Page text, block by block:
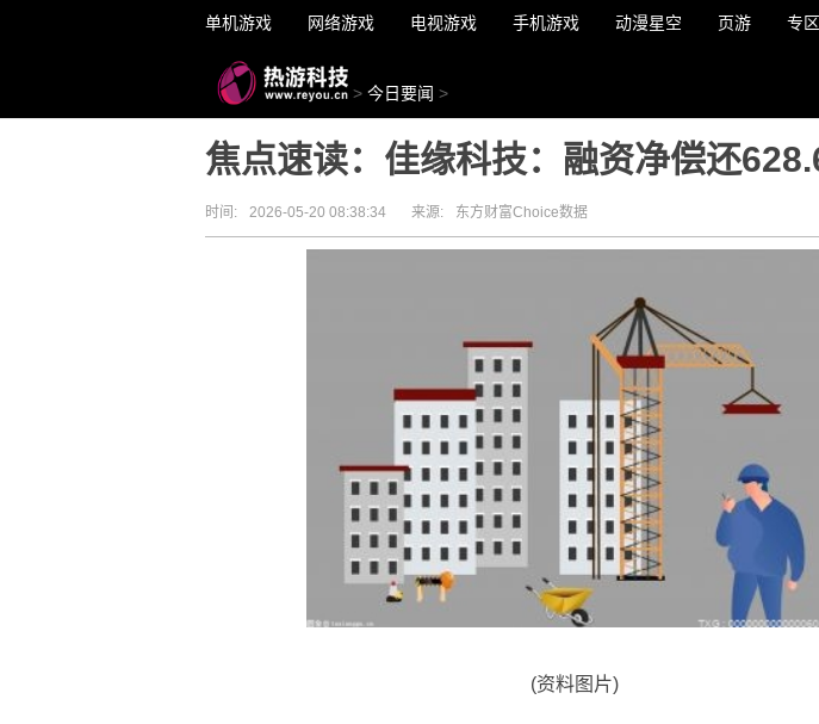
单机游戏 网络游戏 电视游戏 手机游戏 动漫星空 页游 专区
> 今日要闻 >
焦点速读：佳缘科技：融资净偿还
时间: 2026-05-20 08:38:34 来源: 东方财富Choice数据
(资料图片)